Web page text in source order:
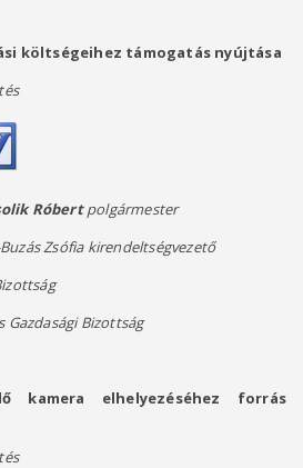
költségeihez támogatás nyújtása
Róbertpolgármester
Zsófia kirendeltségvezető
Bizottság
kamera elhelyezéséhez forrás